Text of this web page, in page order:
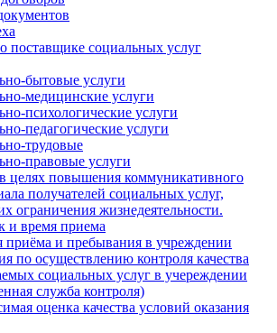
поставщике социальных услуг
бытовые услуги
медицинские услуги
психологические услуги
педагогические услуги
трудовые
правовые услуги
целях повышения коммуникативного
получателей социальных услуг,
ограничения жизнедеятельности.
и время приема
приёма и пребывания в учреждении
по осуществлению контроля качества
социальных услуг в учереждении
служба контроля)
оценка качества условий оказания